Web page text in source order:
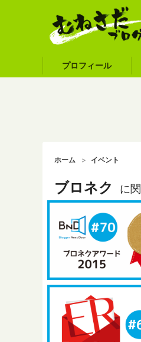
プロフィール
ホーム イベント
ブロネク に